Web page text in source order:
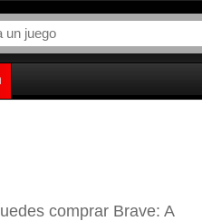
comprar Brave: A